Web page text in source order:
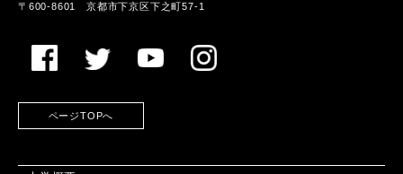
〒600-8601 京都市下京区下之町57-1
ページTOPへ